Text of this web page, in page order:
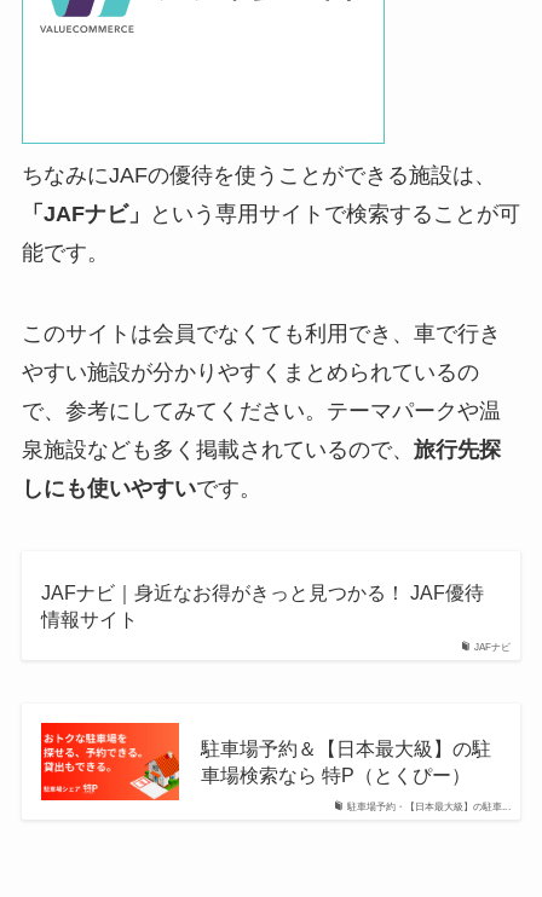
ちなみにJAFの優待を使うことができる施設は、
「JAFナビ」
という専用サイトで検索することが可
能です。
このサイトは会員でなくても利用でき、車で行き
やすい施設が分かりやすくまとめられているの
で、参考にしてみてください。テーマパークや温
泉施設なども多く掲載されているので、 旅行先探
しにも使いやすいです。
JAFナビ
JAFナビ｜身近なお得がきっと見つかる！ JAF優待
情報サイト
駐車場予約・【日本最大級】の駐車...
駐車場予約＆【日本最大級】の駐
車場検索なら 特P（とくぴー）